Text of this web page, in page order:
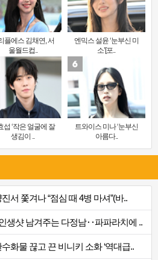
플에스 김채연, 서
울월드컵..
엔믹스 설윤 ‘눈부신 미
소’[포..
섭 ‘작은 얼굴에 잘
생김이 ..
트와이스 미나 ‘눈부신
아름다..
서 쫓겨나 “점심 때 4병 마셔”(바..
생샷 남겨주는 다정남‥파파라치에 ..
화물 끊고 끈 비니키 소화 ‘역대급..